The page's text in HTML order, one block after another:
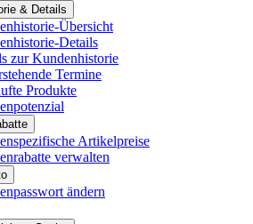
& Details
Übersicht
Details
zur Kundenhistorie
Termine
Produkte
Artikelpreise
verwalten
ändern